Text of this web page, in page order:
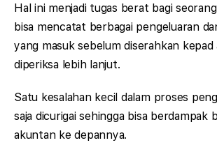
Hal ini menjadi tugas berat bagi
bisa mencatat berbagai pengeluaran
yang masuk sebelum diserahkan
diperiksa lebih lanjut.
Satu kesalahan kecil dalam proses
saja dicurigai sehingga bisa berdampak
akuntan ke depannya.